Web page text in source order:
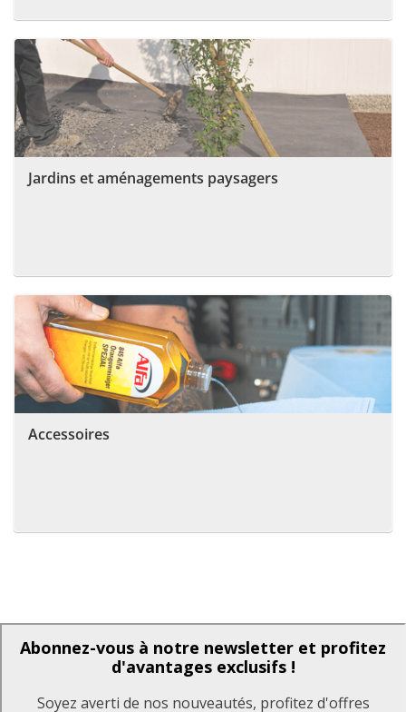
Jardins et aménagements paysagers
Accessoires